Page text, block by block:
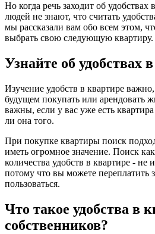
Но когда речь заходит об
людей не знают, что считать
мы рассказали вам обо всем этом,
выбрать свою следующую квартиру.
Узнайте об удобствах
Изучение удобств в квартире
будущем покупать или арендовать
важны, если у вас уже есть
ли она того.
При покупке квартиры поиск
иметь огромное значение. Поиск
количества удобств в квартире - не
потому что вы можете переплатить
пользоваться.
Что такое удобства в
собственников?